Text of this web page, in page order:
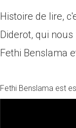
Histoire de lire,
Diderot, qui
Fethi Benslama
Fethi Benslama est